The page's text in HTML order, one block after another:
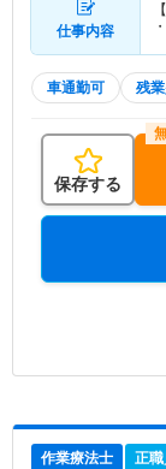
仕事内容
車通勤可 残
保存する
作業療法士 正職